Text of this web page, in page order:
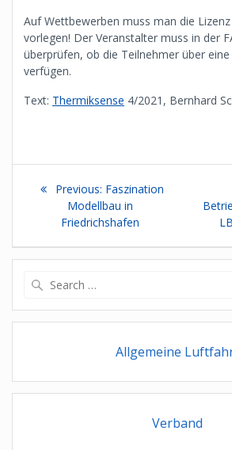
Auf Wettbewerben muss man die
vorlegen! Der Veranstalter muss in der
überprüfen, ob die Teilnehmer über
verfügen.
Text: Thermiksense 4/2021, Bernhard
Beitragsnavigation
Previous: Previous
post:
Faszination
Modellbau in
Friedrichshafen
Allgemeine
Verband